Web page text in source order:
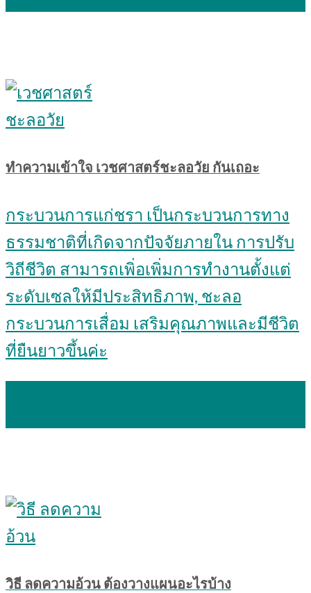
ทำความเข้าใจ เวชศาสตร์ชะลอวัย กันเถอะ
กระบวนการแก่ชรา เป็นกระบวนการทาง
ธรรมชาติที่เกิดจากปัจจัยภายใน การปรับ
วิถีชีวิต สามารถเพิ่อเพิ่มการทำงานตั้งแต่
ระดับเซลให้มีประสิทธิภาพ, ชะลอ
กระบวนการเสื่อม เสริมคุณภาพและมีชีวิต
ที่ยืนยาวขึ้นค่ะ
วิธี ลดความอ้วน ต้องวางแผนอะไรบ้าง